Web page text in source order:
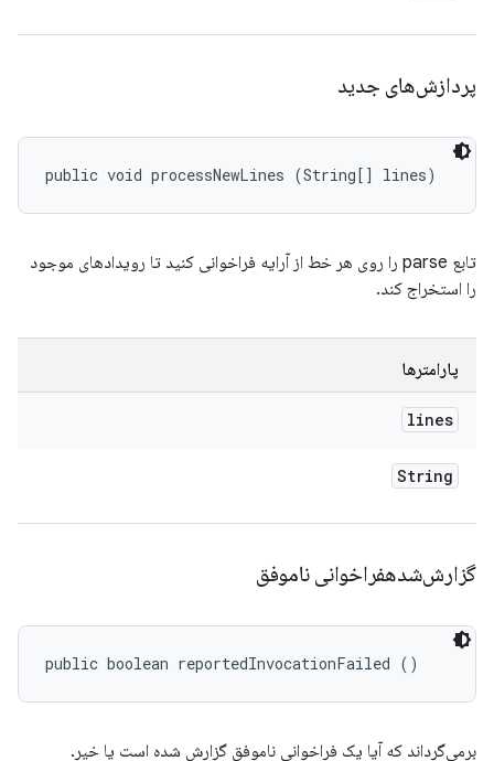
پردازش‌های جدید
public void processNewLines (String[] lines)
تابع parse را روی هر خط از آرایه فراخوانی کنید تا رویدادهای موجود
را استخراج کند.
پارامترها
lines
String
گزارش‌شدهفراخوانی ناموفق
public boolean reportedInvocationFailed ()
برمی‌گرداند که آیا یک فراخوانی ناموفق گزارش شده است یا خیر.